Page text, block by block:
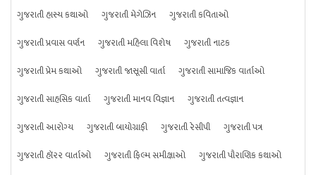
ગુજરાતી હાસ્ય કથાઓ
ગુજરાતી મેગેઝિન
ગુજરાતી કવિતાઓ
ગુજરાતી પ્રવાસ વર્ણન
ગુજરાતી મહિલા વિશેષ
ગુજરાતી નાટક
ગુજરાતી પ્રેમ કથાઓ
ગુજરાતી જાસૂસી વાર્તા
ગુજરાતી સામાજિક વાર્તાઓ
ગુજરાતી સાહસિક વાર્તા
ગુજરાતી માનવ વિજ્ઞાન
ગુજરાતી તત્વજ્ઞાન
ગુજરાતી આરોગ્ય
ગુજરાતી બાયોગ્રાફી ગુજરાતી રેસીપી
ગુજરાતી પત્ર
ગુજરાતી હૉરર વાર્તાઓ
ગુજરાતી ફિલ્મ સમીક્ષાઓ
ગુજરાતી પૌરાણિક કથાઓ